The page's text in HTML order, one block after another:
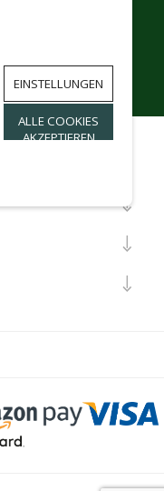
EINSTELLUNGEN
ALLE COOKIES
AKZEPTIEREN